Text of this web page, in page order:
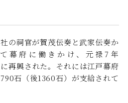
の祠官が賀茂伝奏と武家伝奏か
幕府に働きかけ、元禄7年
再興された。それには江戸幕府
石（後1360石）が支給されて